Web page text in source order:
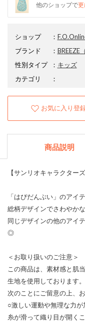
他のショップで
ショップ ：
ブランド
： BREEZE
性別タイプ
： キッズ
カテゴリ
：
お気に入り登
商品説明
【サンリオキャラクターズ
「はぴだんぶい」のアイ
総柄デザインでさわやか
同じデザインの他のアイ
◎
＜お取り扱いのご注意＞
この商品は、素材感と肌
生地を使用しております。
次のことにご留意の上、
○激しい運動や無理な力
糸が滑って織り目が開く